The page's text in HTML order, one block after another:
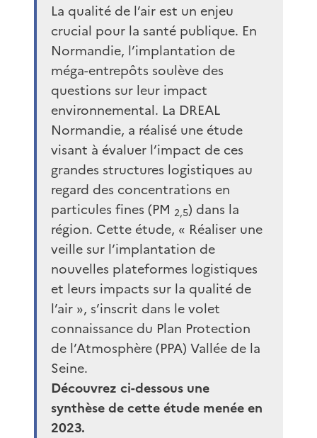
La qualité de l’air est un enjeu
crucial pour la santé publique. En
Normandie, l’implantation de
méga-entrepôts soulève des
questions sur leur impact
environnemental. La DREAL
Normandie, a réalisé une étude
visant à évaluer l’impact de ces
grandes structures logistiques au
regard des concentrations en
particules fines (PM 2,5) dans la
région. Cette étude, « Réaliser une
veille sur l’implantation de
nouvelles plateformes logistiques
et leurs impacts sur la qualité de
l’air », s’inscrit dans le volet
connaissance du Plan Protection
de l’Atmosphère (PPA) Vallée de la
Seine.
Découvrez ci-dessous une
synthèse de cette étude menée en
2023.